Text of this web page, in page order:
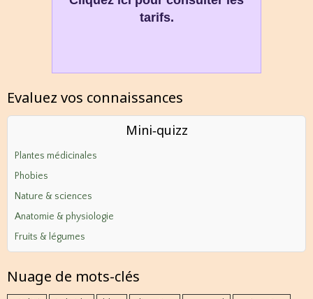
tarifs.
Evaluez vos connaissances
Mini‑quizz
Plantes médicinales
Phobies
Nature & sciences
Anatomie & physiologie
Fruits & légumes
Nuage de mots-clés